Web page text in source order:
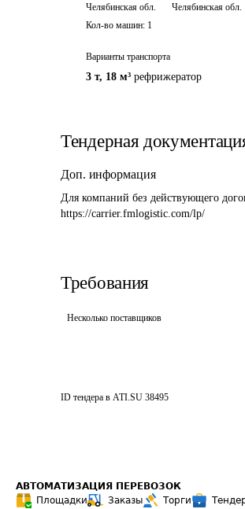
Челябинская обл.
Челябинская обл.
Кол-во машин: 1
Варианты транспорта
3 т, 18 м³ рефрижератор
Тендерная
Доп. информация
Для компаний без действующего
https://carrier.fmlogistic.com/lp/
Требования
Несколько поставщиков
ID тендера в ATI.SU 38495
АВТОМАТИЗАЦИЯ ПЕРЕВОЗОК
Площадки
Заказы Торги